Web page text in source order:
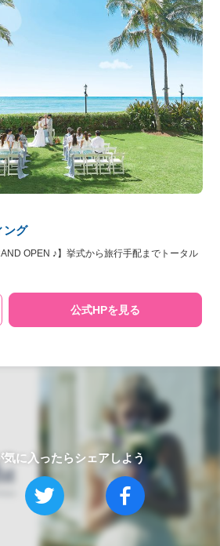
ング
OPEN ♪】挙式から旅行手配までトータル
公式HPを見る
気に入ったらシェアしよう